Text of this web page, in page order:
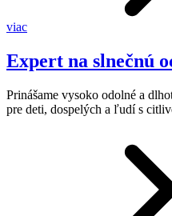
viac
Expert na slnečnú
Prinášame vysoko odolné a
pre deti, dospelých a ľudí s